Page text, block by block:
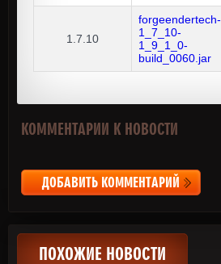
1.7.10
forgeendertech-
1_7_10-
1_9_1_0-
build_0060.jar
КОММЕНТАРИИ К НОВОСТИ
ДОБАВИТЬ КОММЕНТАРИЙ
ПОХОЖИЕ НОВОСТИ